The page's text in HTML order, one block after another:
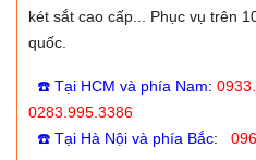
két sắt cao cấp... Phục vụ trên
quốc.
☎️ Tại HCM và phía Nam:
0283.995.3386
☎️ Tại Hà Nội và phía Bắc: